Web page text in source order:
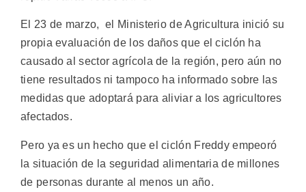
El 23 de marzo, el Ministerio de Agricultura inició su
propia evaluación de los daños que el ciclón ha
causado al sector agrícola de la región, pero aún no
tiene resultados ni tampoco ha informado sobre las
medidas que adoptará para aliviar a los agricultores
afectados.
Pero ya es un hecho que el ciclón Freddy empeoró
la situación de la seguridad alimentaria de millones
de personas durante al menos un año.